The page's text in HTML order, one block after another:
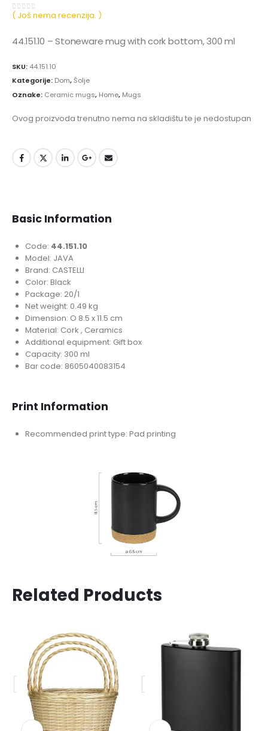
0 out of 5
( Još nema recenzija. )
44.151.10 – Stoneware mug with cork bottom, 300 ml
SKU: 44.151.10
Kategorije: Dom,Šolje
Oznake: Ceramic mugs, Home, Mugs
Ovog proizvoda trenutno nema na skladištu te je nedostupan
Basic Information
Code: 44.151.10
Model: JAVA
Brand: CASTELLI
Color: Black
Package: 20/1
Net weight: 0.49 kg
Dimension: O 8.5 x 11.5 cm
Material: Cork , Ceramics
Additional equipment: Gift box
Capacity: 300 ml
Bar code: 8605040083154
Print Information
Recommended print type: Pad printing
Related Products